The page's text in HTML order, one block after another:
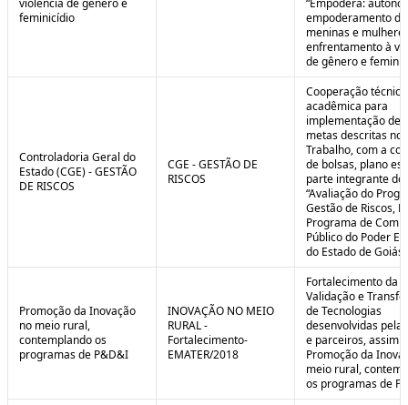
violência de gênero e
feminicídio
“Empodera:
empoderamento de
meninas e
enfrentamento à
de gênero e
Controladoria Geral do
Estado (CGE) - GESTÃO
DE RISCOS
CGE - GESTÃO DE
RISCOS
Cooperação
acadêmica para
implementação de
metas descritas no
Trabalho, com a
de bolsas, plano
parte integrante do
“Avaliação do
Gestão de Riscos,
Programa de
Público do Poder
do Estado de
Promoção da Inovação
no meio rural,
contemplando os
programas de P&D&I
INOVAÇÃO NO MEIO
RURAL -
Fortalecimento-
EMATER/2018
Fortalecimento da
Validação e
de Tecnologias
desenvolvidas pela
e parceiros, assim
Promoção da
meio rural,
os programas de